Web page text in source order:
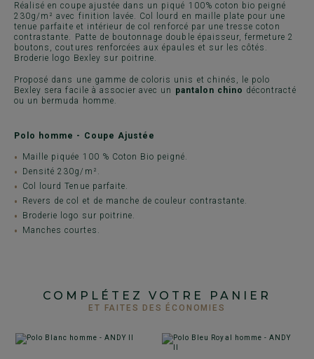
Réalisé en coupe ajustée dans un piqué 100% coton bio peigné
230g/m² avec finition lavée. Col lourd en maille plate pour une
tenue parfaite et intérieur de col renforcé par une tresse coton
contrastante. Patte de boutonnage double épaisseur, fermeture 2
boutons, coutures renforcées aux épaules et sur les côtés.
Broderie logo Bexley sur poitrine.
Proposé dans une gamme de coloris unis et chinés, le polo
Bexley sera facile à associer avec un pantalon chino décontracté
ou un bermuda homme.
Polo homme - Coupe Ajustée
Maille piquée 100 % Coton Bio peigné.
Densité 230g/m².
Col lourd Tenue parfaite.
Revers de col et de manche de couleur contrastante.
Broderie logo sur poitrine.
Manches courtes.
COMPLÉTEZ VOTRE PANIER
ET FAITES DES ÉCONOMIES